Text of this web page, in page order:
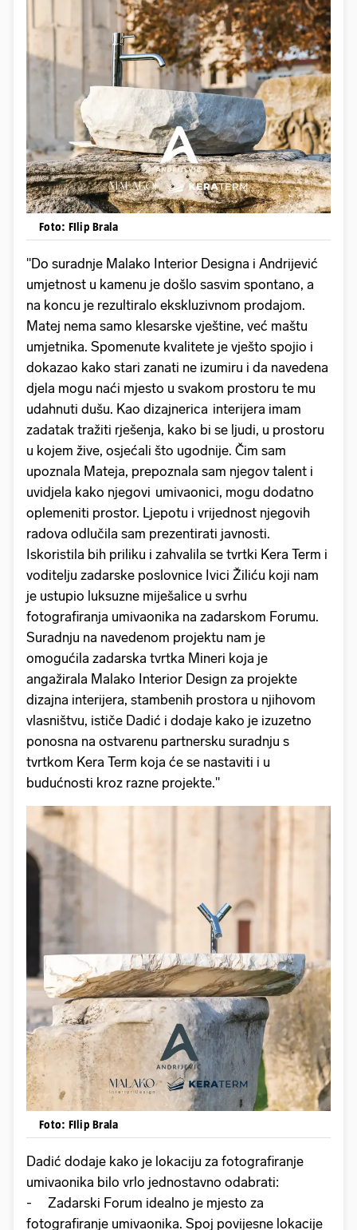
Foto: FIlip Brala
"Do suradnje Malako Interior Designa i Andrijević
umjetnost u kamenu je došlo sasvim spontano, a
na koncu je rezultiralo ekskluzivnom prodajom.
Matej nema samo klesarske vještine, već maštu
umjetnika. Spomenute kvalitete je vješto spojio i
dokazao kako stari zanati ne izumiru i da navedena
djela mogu naći mjesto u svakom prostoru te mu
udahnuti dušu. Kao dizajnerica interijera imam
zadatak tražiti rješenja, kako bi se ljudi, u prostoru
u kojem žive, osjećali što ugodnije. Čim sam
upoznala Mateja, prepoznala sam njegov talent i
uvidjela kako njegovi umivaonici, mogu dodatno
oplemeniti prostor. Ljepotu i vrijednost njegovih
radova odlučila sam prezentirati javnosti.
Iskoristila bih priliku i zahvalila se tvrtki Kera Term i
voditelju zadarske poslovnice Ivici Žiliću koji nam
je ustupio luksuzne miješalice u svrhu
fotografiranja umivaonika na zadarskom Forumu.
Suradnju na navedenom projektu nam je
omogućila zadarska tvrtka Mineri koja je
angažirala Malako Interior Design za projekte
dizajna interijera, stambenih prostora u njihovom
vlasništvu, ističe Dadić i dodaje kako je izuzetno
ponosna na ostvarenu partnersku suradnju s
tvrtkom Kera Term koja će se nastaviti i u
budućnosti kroz razne projekte."
Foto: FIlip Brala
Dadić dodaje kako je lokaciju za fotografiranje
umivaonika bilo vrlo jednostavno odabrati:
- Zadarski Forum idealno je mjesto za
fotografiranje umivaonika. Spoj povijesne lokacije